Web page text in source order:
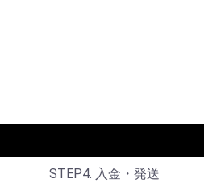
STEP4. 入金・発送